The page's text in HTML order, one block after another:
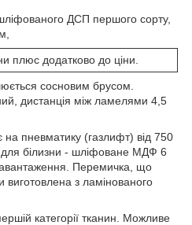
ДСП першого сорту,
плюс додатково до ціни.
сосновим брусом.
дистанція між ламелями 4,5
пневматику (газлифт) від 750
білизни - шліфоване МДФ 6
Перемичка, що
виготовлена з ламінованого
категорії тканин. Можливе